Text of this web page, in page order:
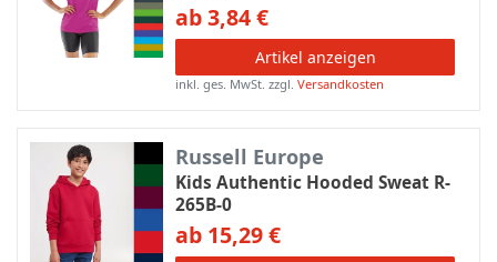
ab 3,84 €
Artikel anzeigen
inkl. ges. MwSt. zzgl.Versandkosten
Russell Europe
Kids Authentic Hooded Sweat R-
265B-0
ab 15,29 €